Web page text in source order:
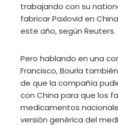
trabajando con su
fabricar Paxlovid en
este año, según Reuters.
Pero hablando en una
Francisco, Bourla
de que la compañía
con China para que los
medicamentos
versión genérica del